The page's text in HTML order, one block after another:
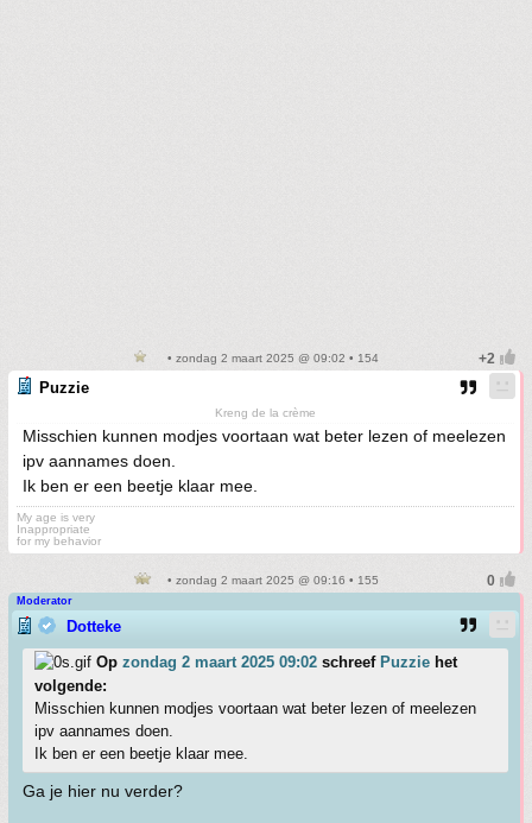
• zondag 2 maart 2025 @ 09:02 • 154
Puzzie
Kreng de la crème
Misschien kunnen modjes voortaan wat beter lezen of meelezen
ipv aannames doen.
Ik ben er een beetje klaar mee.
My age is very
Inappropriate
for my behavior
• zondag 2 maart 2025 @ 09:16 • 155
Moderator
Dotteke
Op zondag 2 maart 2025 09:02 schreef Puzzie het
volgende:
Misschien kunnen modjes voortaan wat beter lezen of meelezen
ipv aannames doen.
Ik ben er een beetje klaar mee.
Ga je hier nu verder?